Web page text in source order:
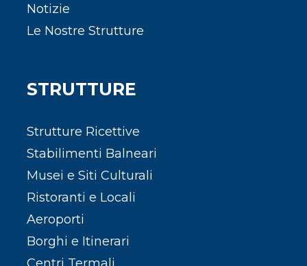
Notizie
Le Nostre Strutture
STRUTTURE
Strutture Ricettive
Stabilimenti Balneari
Musei e Siti Culturali
Ristoranti e Locali
Aeroporti
Borghi e Itinerari